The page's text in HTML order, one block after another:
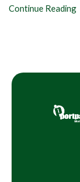
Continue Reading